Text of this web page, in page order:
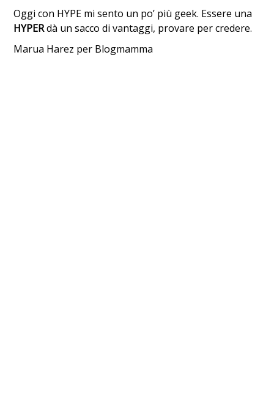
Oggi con HYPE mi sento un po’ più geek. Essere una
HYPERdà un sacco di vantaggi, provare per credere.
Marua Harez per Blogmamma